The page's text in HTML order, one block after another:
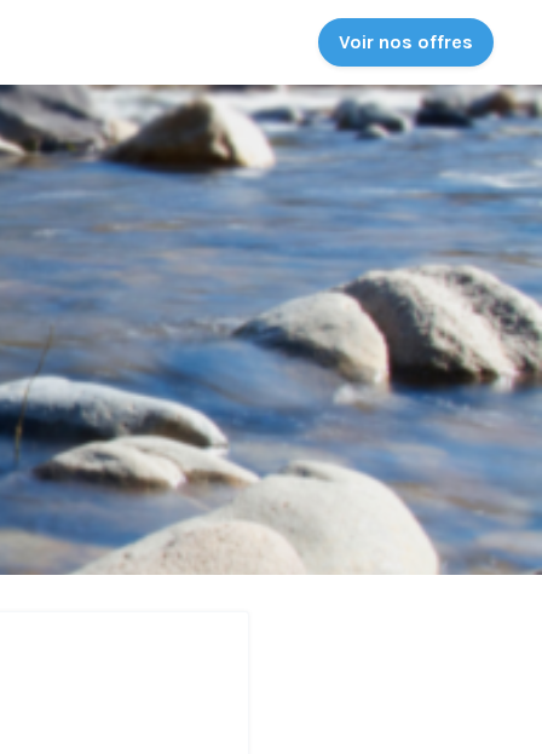
Voir nos offres